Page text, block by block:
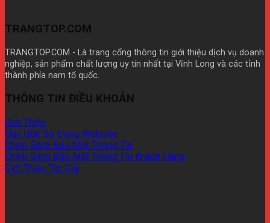
TRANGTOP.COM
TRANGTOP.COM - Là trang cổng thông tin giới thiệu dịch vụ doanh
nghiệp, sản phẩm chất lượng uy tín nhất tại Vĩnh Long và các tỉnh
thành phía nam tổ quốc.
THÔNG TIN ĐIỀU KHOẢN
Giới Thiệu
Quy Ước Sử Dụng Website
Chính Sách Bảo Mật Thông Tin
Chính Sách Bảo Mật Thông Tin Khách Hàng
Giới Thiệu Tác Giả